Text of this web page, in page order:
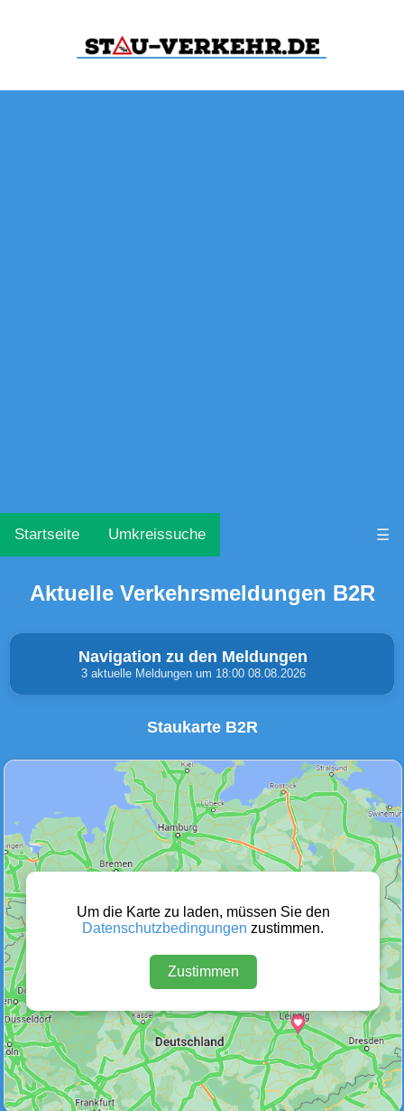
Startseite Umkreissuche ☰
Aktuelle Verkehrsmeldungen B2R
Navigation zu den Meldungen
3 aktuelle Meldungen um 18:00 08.08.2026
Unfälle & Warnungen Stau
(1)
Wetter Warnungen Sperrungen
Defektes Fahrzeug
Staukarte B2R
Um die Karte zu laden, müssen Sie den
Datenschutzbedingungen zustimmen.
Zustimmen